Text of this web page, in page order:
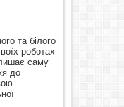
та білого
роботах
саму
до